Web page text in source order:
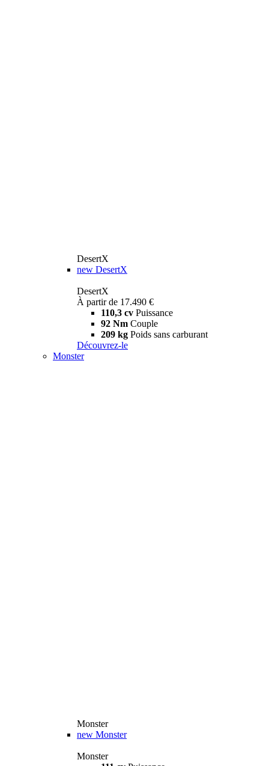
DesertX
new DesertX
DesertX
À partir de 17.490 €
110,3 cv Puissance
92 Nm Couple
209 kg Poids sans carburant
Découvrez-le
Monster
Monster
new Monster
Monster